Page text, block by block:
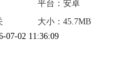
平台： 安卓
大小：45.7MB
07-02 11:36:09